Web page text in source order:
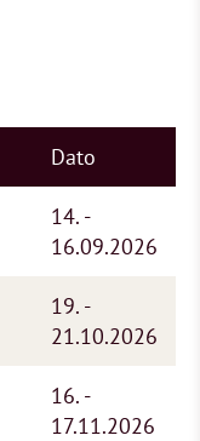
Dato
14. -
16.09.2026
19. -
21.10.2026
16. -
17.11.2026